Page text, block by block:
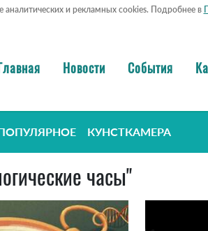
аналитических и рекламных cookies. Подробнее в
Новости События
КУНСТКАМЕРА
часы"